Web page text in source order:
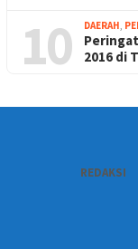
10 DAERAH
2016 di
REDAKSI